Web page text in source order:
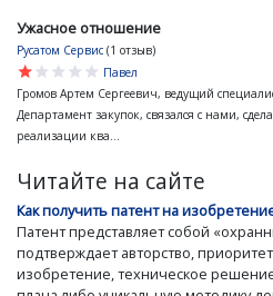
Ужасное отношение
Русатом Сервис (1 отзыв)
star
star
star
star
star
Павел
Громов Артем Сергеевич, ведущий
Департамент закупок, связался с нами,
реализации ква...
Читайте на сайте
Как получить патент на
Патент представляет собой
подтверждает авторство,
изобретение, техническое